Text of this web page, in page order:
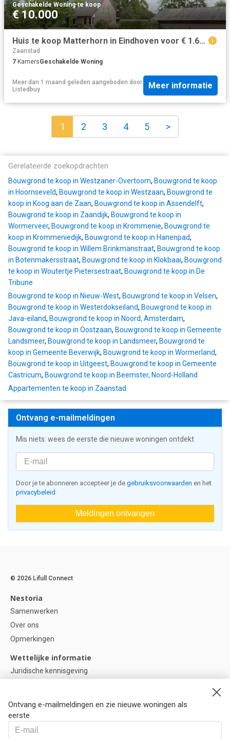
Geschakelde Woning·te koop
€ 10.000
Huis te koop Matterhorn in Eindhoven voor € 1.650.000
Zaanstad
7 KamersGeschakelde Woning
Meer dan 1 maand geleden aangeboden door
Listedbuy
Meer informatie
1 2 3 4 5 >
Gerelateerde zoekopdrachten
Bouwgrond te koop in Westzaner-Overtoom, Bouwgrond te koop
in Hoornseveld, Bouwgrond te koop in Westzaan, Bouwgrond te
koop in Koog aan de Zaan, Bouwgrond te koop in Assendelft,
Bouwgrond te koop in Zaandijk, Bouwgrond te koop in
Wormerveer, Bouwgrond te koop in Krommenie, Bouwgrond te
koop in Krommeniedijk, Bouwgrond te koop in Hanenpad,
Bouwgrond te koop in Willem Brinkmanstraat, Bouwgrond te koop
in Botenmakersstraat, Bouwgrond te koop in Klokbaai, Bouwgrond
te koop in Woutertje Pietersestraat, Bouwgrond te koop in De
Tribune
Bouwgrond te koop in Nieuw-West, Bouwgrond te koop in Velsen,
Bouwgrond te koop in Westerdokseiland, Bouwgrond te koop in
Java-eiland, Bouwgrond te koop in Noord, Amsterdam,
Bouwgrond te koop in Oostzaan, Bouwgrond te koop in Gemeente
Landsmeer, Bouwgrond te koop in Landsmeer, Bouwgrond te
koop in Gemeente Beverwijk, Bouwgrond te koop in Wormerland,
Bouwgrond te koop in Uitgeest, Bouwgrond te koop in Gemeente
Castricum, Bouwgrond te koop in Beemster, Noord-Holland
Appartementen te koop in Zaanstad
Ontvang e-mailmeldingen
Mis niets: wees de eerste die nieuwe woningen ontdekt
Door je te abonneren accepteer je de gebruiksvoorwaarden en het
privacybeleid
Meldingen ontvangen
Ontvang e-mailmeldingen en zie nieuwe woningen als
eerste
© 2026 Lifull Connect
Nestoria
Samenwerken
Over ons
Opmerkingen
Wettelijke informatie
Juridische kennisgeving
Cookie instellingen
Help